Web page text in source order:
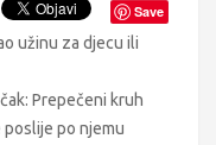
Save
užinu za djecu ili
Prepečeni kruh
po njemu